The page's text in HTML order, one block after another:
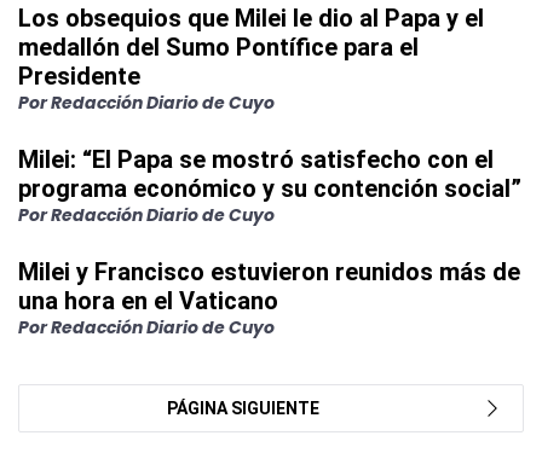
Los obsequios que Milei le dio al Papa y el
medallón del Sumo Pontífice para el
Presidente
Por Redacción Diario de Cuyo
Milei: “El Papa se mostró satisfecho con el
programa económico y su contención social”
Por Redacción Diario de Cuyo
Milei y Francisco estuvieron reunidos más de
una hora en el Vaticano
Por Redacción Diario de Cuyo
PÁGINA SIGUIENTE